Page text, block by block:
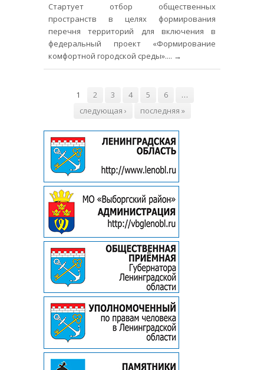
Стартует отбор общественных
пространств в целях формирования
перечня территорий для включения в
федеральный проект «Формирование
комфортной городской среды».... →
Страницы
1 2 3 4 5 6
…
следующая ›
последняя »